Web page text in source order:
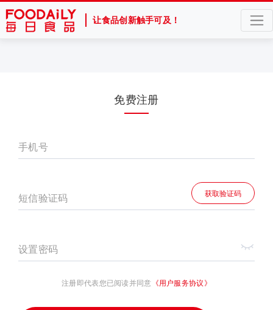
让食品创新触手可及！
免费注册
手机号
短信验证码 获取验证码
设置密码
注册即代表您已阅读并同意 《用户服务协议》